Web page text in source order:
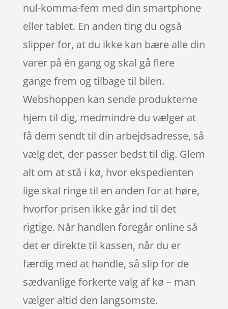
nul-komma-fem med din smartphone
eller tablet. En anden ting du også
slipper for, at du ikke kan bære alle din
varer på én gang og skal gå flere
gange frem og tilbage til bilen.
Webshoppen kan sende produkterne
hjem til dig, medmindre du vælger at
få dem sendt til din arbejdsadresse, så
vælg det, der passer bedst til dig. Glem
alt om at stå i kø, hvor ekspedienten
lige skal ringe til en anden for at høre,
hvorfor prisen ikke går ind til det
rigtige. Når handlen foregår online så
det er direkte til kassen, når du er
færdig med at handle, så slip for de
sædvanlige forkerte valg af kø – man
vælger altid den langsomste.